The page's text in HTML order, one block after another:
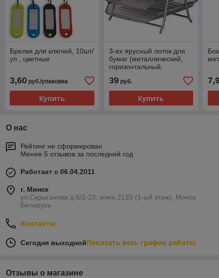
Брелки для ключей, 10шт/
уп., цветные
3,60 руб./упаковка
Купить
3-ех ярусный лоток для
бумаг (металлический,
горизонтальный,
39руб.
Купить
О нас
Рейтинг не сформирован
Менее 5 отзывов за последний год
Работает с 06.04.2011
г. Минск
ул.Скрыганова д.6/2-23, комн.2120 (1-ый этаж), Минск,
Беларусь
Контакты
Сегодня выходнойПоказать весь график работы
Отзывы о магазине